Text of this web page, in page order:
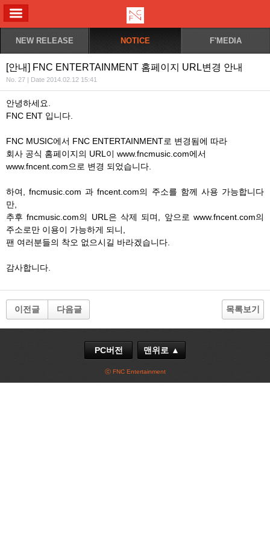
NEW RELEASE NOTICE F'MEDIA
[안내] FNC ENTERTAINMENT 홈페이지 URL변경 안내
No. 27 | Date 2014.02.12 15:41
안녕하세요.
FNC ENT 입니다.
FNC MUSIC에서 FNC ENTERTAINMENT로 변경됨에 따라
회사 공식 홈페이지의 URL이 www.fncmusic.com에서
www.fncent.com으로 변경 되었습니다.
하여, fncmusic.com 과 fncent.com의 주소를 함께 사용 가능합니다
만,
추후 fncmusic.com의 URL은 삭제 되며, 앞으로 www.fncent.com의
주소로만 이용이 가능하게 되니,
팬 여러분들의 착오 없으시길 바라겠습니다.
감사합니다.
이전글 다음글 목록보기
PC버전 맨위로 ▲
ⓒ FNC Entertainment